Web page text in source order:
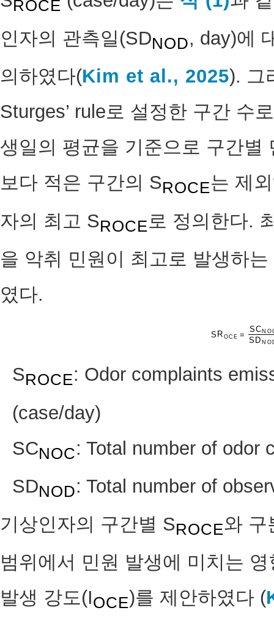
ROCE
인자의 관측일(SDNOD, day)에
의하였다(Kim et al., 2025). 그
Sturges’ rule로 설정한 구간 수
생일의 평균을 기준으로 구간별
보다 적은 구간의 SROCE는 제
자의 최고 SROCE 로 정의한다.
을 악취 민원이 최고로 발생하
였다.
S ROCE =
SCN O
S D N O
S ROCE= SCNO
SROCE: Odor complaints
(case/day)
SCNOC: Total number of odor
SDNOD: Total number of
기상인자의 구간별 SROCE와 구
범위에서 민원 발생에 미치는
발생 강도(IOCE)를 제안하였다 (